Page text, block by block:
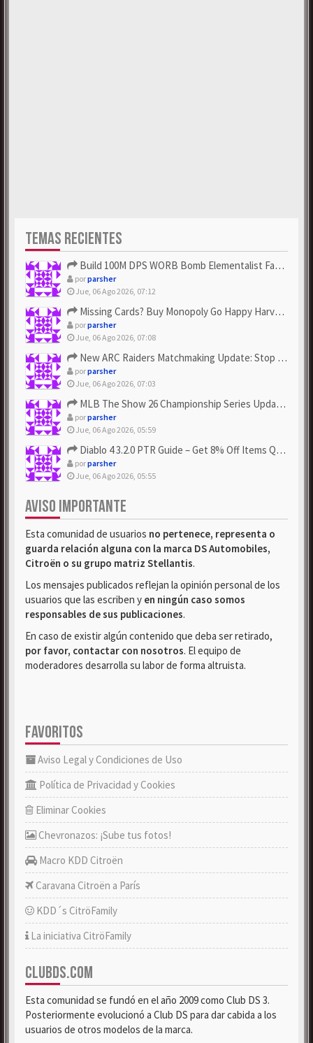
TEMAS RECIENTES
Build 100M DPS WORB Bomb Elementalist Fast - Grab POE Curren...
porparsher
Jue, 06 Ago 2026, 07:12
Missing Cards? Buy Monopoly Go Happy Harvest with Looney Tun...
porparsher
Jue, 06 Ago 2026, 07:08
New ARC Raiders Matchmaking Update: Stop Failed - Grab Bluep...
porparsher
Jue, 06 Ago 2026, 07:03
MLB The Show 26 Championship Series Update! Get Cheap & ...
porparsher
Jue, 06 Ago 2026, 05:59
Diablo 4 3.2.0 PTR Guide – Get 8% Off Items Quickly to Test ...
porparsher
Jue, 06 Ago 2026, 05:55
AVISO IMPORTANTE
Esta comunidad de usuarios no pertenece, representa o
guarda relación alguna con la marca DS Automobiles,
Citroën o su grupo matriz Stellantis.
Los mensajes publicados reflejan la opinión personal de los
usuarios que las escriben y en ningún caso somos
responsables de sus publicaciones.
En caso de existir algún contenido que deba ser retirado,
por favor, contactar con nosotros. El equipo de
moderadores desarrolla su labor de forma altruista.
FAVORITOS
Aviso Legal y Condiciones de Uso
Política de Privacidad y Cookies
Eliminar Cookies
Chevronazos: ¡Sube tus fotos!
Macro KDD Citroën
Caravana Citroën a París
KDD´s CitröFamily
La iniciativa CitröFamily
CLUBDS.COM
Esta comunidad se fundó en el año 2009 como Club DS 3.
Posteriormente evolucionó a Club DS para dar cabida a los
usuarios de otros modelos de la marca.